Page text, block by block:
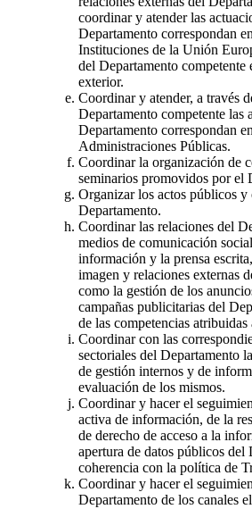
coordinar y atender las
Departamento correspondan
Instituciones de la Unión
del Departamento competente
exterior.
Coordinar y atender, a través
Departamento competente las
Departamento correspondan
Administraciones Públicas.
Coordinar la organización de
seminarios promovidos por el
Organizar los actos públicos y
Departamento.
Coordinar las relaciones del
medios de comunicación
información y la prensa
imagen y relaciones externas
como la gestión de los
campañas publicitarias del
de las competencias
Coordinar con las
sectoriales del Departamento
de gestión internos y de
evaluación de los mismos.
Coordinar y hacer el
activa de información, de la
de derecho de acceso a la
apertura de datos públicos del
coherencia con la política de
Coordinar y hacer el
Departamento de los canales